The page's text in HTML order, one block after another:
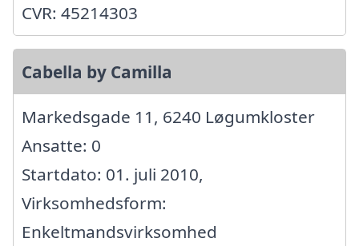
CVR: 45214303
Cabella by Camilla
Markedsgade 11, 6240 Løgumkloster
Ansatte: 0
Startdato: 01. juli 2010,
Virksomhedsform:
Enkeltmandsvirksomhed